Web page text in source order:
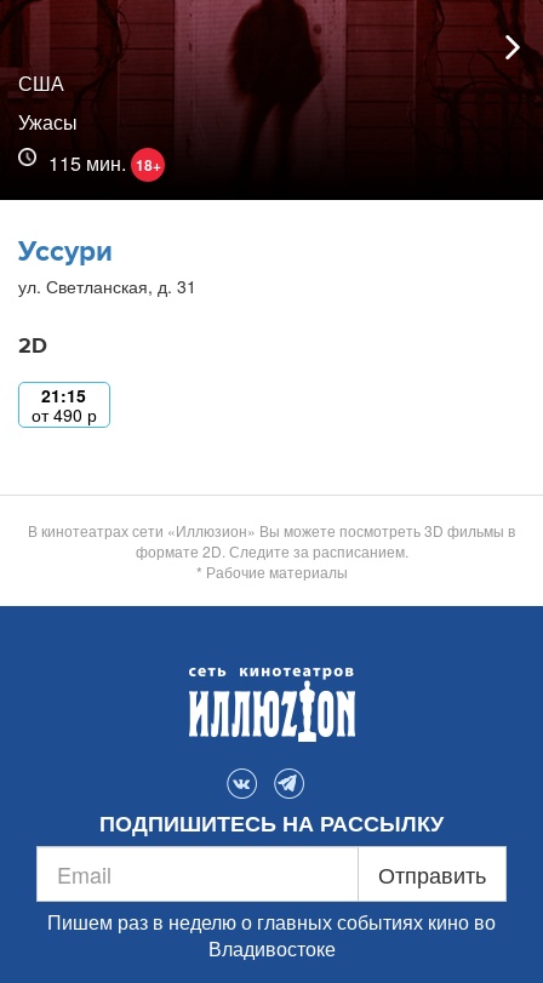
США
Ужасы
115 мин. 18+
Уссури
ул. Светланская, д. 31
2D
21:15
от490 р
В кинотеатрах сети «Иллюзион» Вы можете посмотреть 3D фильмы в
формате 2D. Следите за расписанием.
* Рабочие материалы
ПОДПИШИТЕСЬ НА РАССЫЛКУ
Отправить
Пишем раз в неделю о главных событиях кино во
Владивостоке